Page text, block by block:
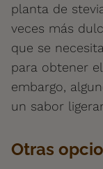
planta de
veces más
que se
para obtener
embargo,
un sabor
Otras